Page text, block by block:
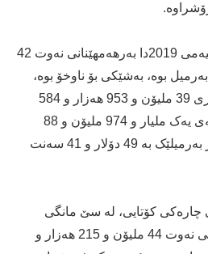
هەروەها لە سێ مانگی سێیەمی 2019دا بەرهەمهێنانی نەوت 42
ملیۆن و 370 هەزار و 680 بەرمیل بوە، بەشێکی بۆ ناوخۆ بوە،
ئەوەی کە فرۆشراوە بە بۆری 39 ملیۆن و 953 هەزار و 584
بەرمیل نەوت بوە، داهاتەکەی یەک ملیار و 974 ملیۆن و 88
هەزار و 999 دۆلار بوە. هەر بەرمیلێک بە 49 دۆلار و 41 سەنت
چارەكی كۆتایی، لە سێ مانگی
كۆتایی 2019دا بەرهەمهێنانی نەوت 44 ملیۆن و 215 هەزار و